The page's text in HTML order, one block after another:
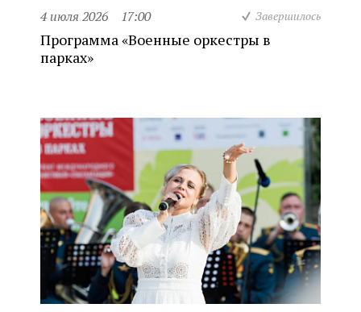
4 июля 2026 17:00 Завершилось
Программа «Военные оркестры в
парках»